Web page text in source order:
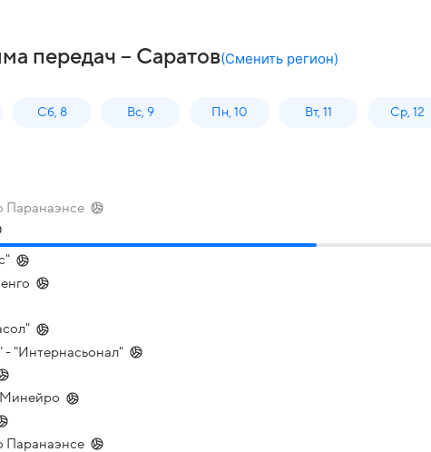
передач – Саратов(Сменить регион)
Сб, 8 Вс, 9 Пн, 10 Вт, 11 Ср, 12
Паранаэнсе
- "Интернасьонал"
Минейро
Паранаэнсе